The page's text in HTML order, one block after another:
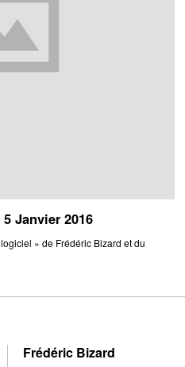
Janvier 2016
» de Frédéric Bizard et du
Frédéric Bizard